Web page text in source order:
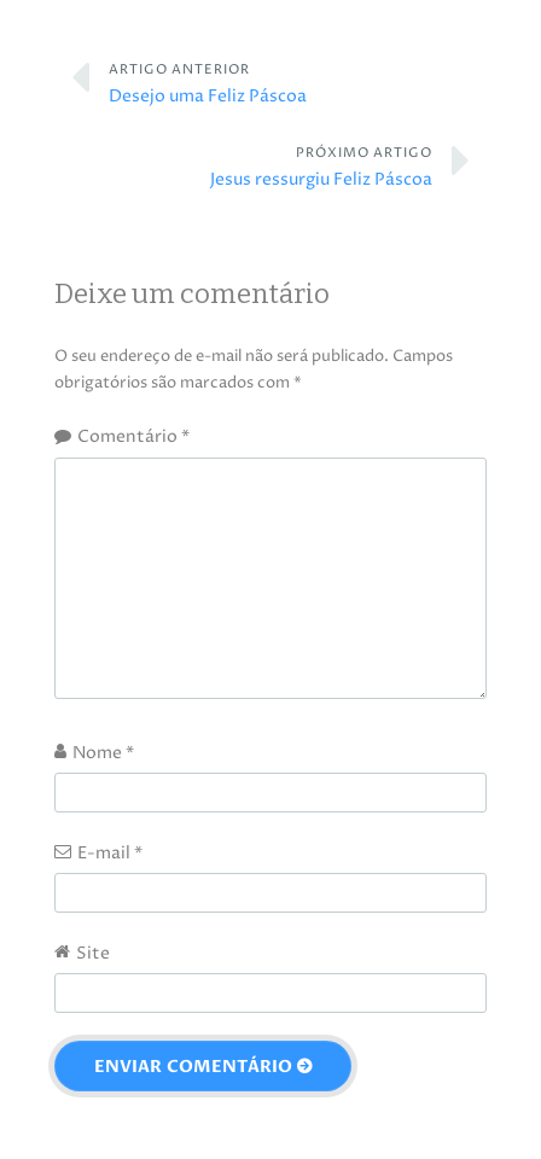
ARTIGO ANTERIOR
Desejo uma Feliz Páscoa
PRÓXIMO ARTIGO
Jesus ressurgiu Feliz Páscoa
Deixe um comentário
O seu endereço de e-mail não será publicado. Campos
obrigatórios são marcados com *
Comentário *
Nome *
E-mail *
Site